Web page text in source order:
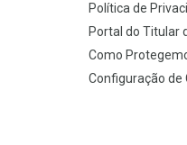
Política de
Portal do Titular
Como
Configuração de